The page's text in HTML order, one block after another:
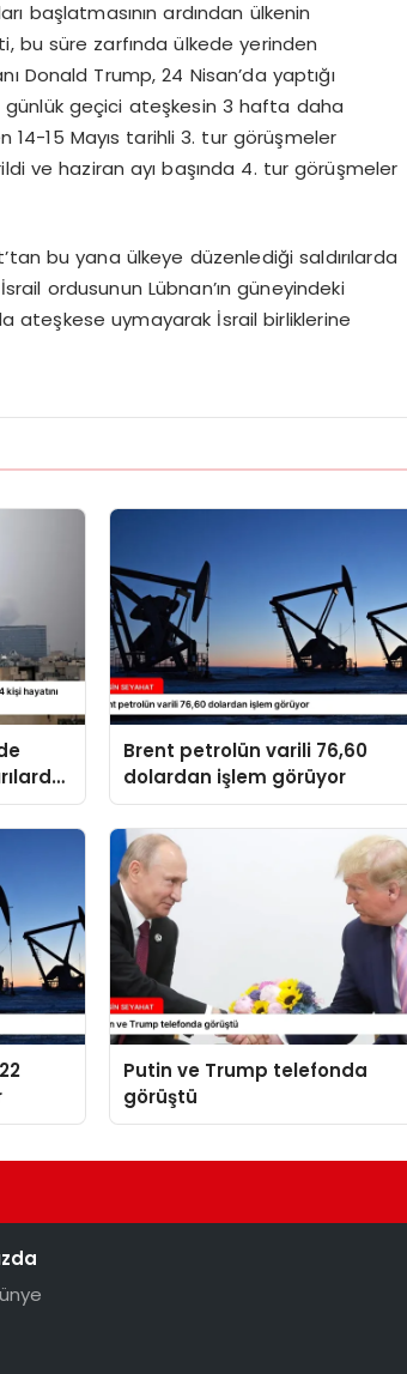
başlatmasının ardından ülkenin
bu süre zarfında ülkede yerinden
Donald Trump, 24 Nisan’da yaptığı
günlük geçici ateşkesin 3 hafta daha
14-15 Mayıs tarihli 3. tur görüşmeler
ve haziran ayı başında 4. tur görüşmeler
bu yana ülkeye düzenlediği saldırılarda
ordusunun Lübnan’ın güneyindeki
da ateşkese uymayarak İsrail birliklerine
Brent petrolün varili 76,60
dolardan işlem görüyor
Putin ve Trump telefonda
görüştü